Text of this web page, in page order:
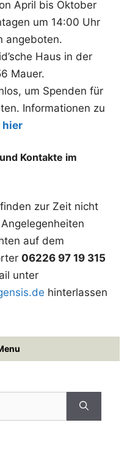
April bis Oktober
um 14:00 Uhr
angeboten.
Haus in der
Mauer.
um Spenden für
Informationen zu
hier
Kontakte im
zur Zeit nicht
auf dem
06226 97 19 315
unter
hinterlassen